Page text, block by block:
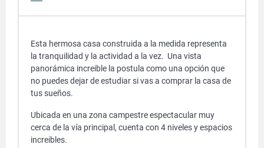
Esta hermosa casa construida a la medida representa
la tranquilidad y la actividad a la vez. Una vista
panorámica increible la postula como una opción que
no puedes dejar de estudiar si vas a comprar la casa de
tus sueños.
Ubicada en una zona campestre espectacular muy
cerca de la vía principal, cuenta con 4 niveles y espacios
increibles.